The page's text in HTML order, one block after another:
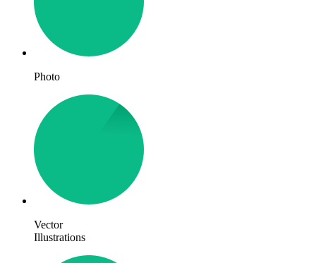
Photo
Vector
Illustrations